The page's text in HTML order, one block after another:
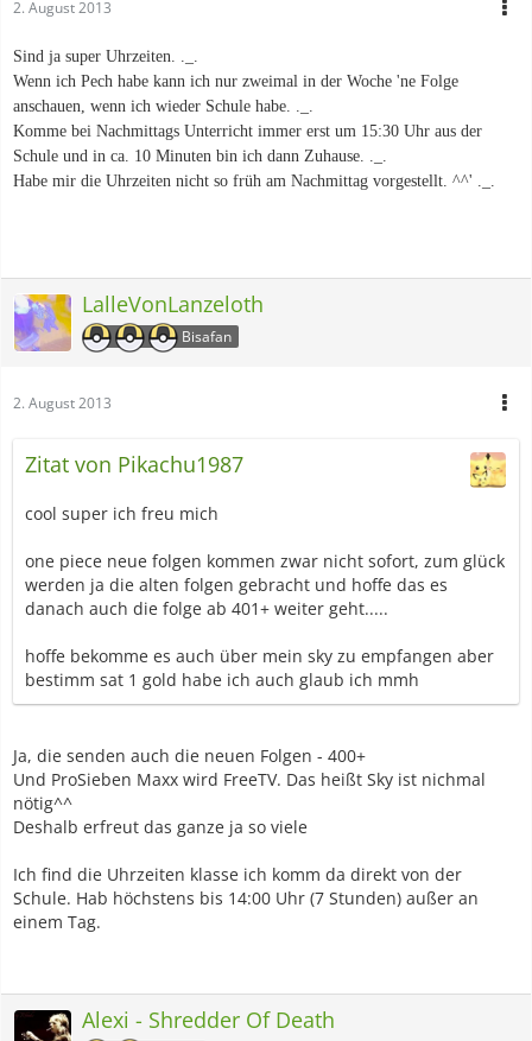
2. August 2013
Sind ja super Uhrzeiten. ._.
Wenn ich Pech habe kann ich nur zweimal in der Woche 'ne Folge
anschauen, wenn ich wieder Schule habe. ._.
Komme bei Nachmittags Unterricht immer erst um 15:30 Uhr aus der
Schule und in ca. 10 Minuten bin ich dann Zuhause. ._.
Habe mir die Uhrzeiten nicht so früh am Nachmittag vorgestellt. ^^' ._.
LalleVonLanzeloth
Bisafan
2. August 2013
Zitat von Pikachu1987
cool super ich freu mich
one piece neue folgen kommen zwar nicht sofort, zum glück
werden ja die alten folgen gebracht und hoffe das es
danach auch die folge ab 401+ weiter geht.....
hoffe bekomme es auch über mein sky zu empfangen aber
bestimm sat 1 gold habe ich auch glaub ich mmh
Ja, die senden auch die neuen Folgen - 400+
Und ProSieben Maxx wird FreeTV. Das heißt Sky ist nichmal
nötig^^
Deshalb erfreut das ganze ja so viele
Ich find die Uhrzeiten klasse ich komm da direkt von der
Schule. Hab höchstens bis 14:00 Uhr (7 Stunden) außer an
einem Tag.
Alexi - Shredder Of Death